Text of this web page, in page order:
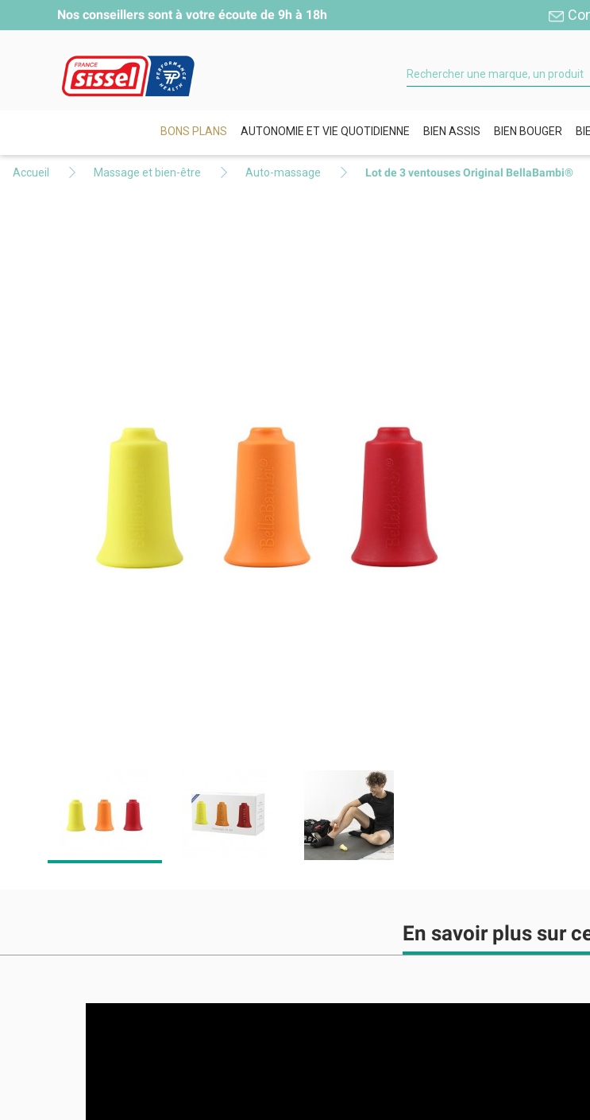
Nos conseillers sont à votre écoute de 9h à 18h
BONS PLANS AUTONOMIE ET VIE QUOTIDIENNE BIEN ASSIS BIEN BOUGER
Accueil Massage et bien-être Auto-massage Lot de 3 ventouses Original BellaBambi®
En savoir plus sur